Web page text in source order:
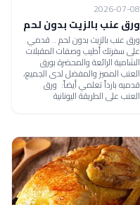
2026-07-08
ورق عنب بالزيت بدون لحم
ورق عنب بالزيت بدون لحم .. قدمي
على سفرتك أطيب وصفات المقبلات
الشامية الرائعة والمحضرة بورق
العنب المميز والمفضل لدى الجميع،
قدميه بارداً تعلمي أيضاً: ورق
العنب على الطريقة اليونانية